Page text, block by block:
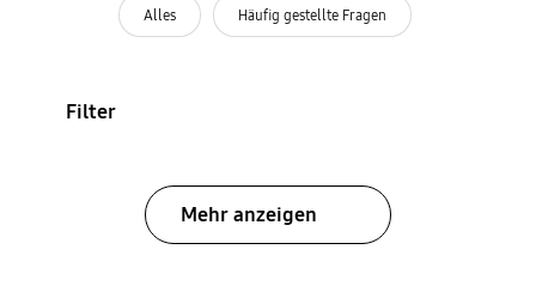
Alles Häufig gestellte Fragen
Filter
Mehr anzeigen